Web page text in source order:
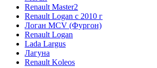
Renault Master2
Renault Logan c 2010 г
Логан МСV (Фургон)
Renault Logan
Lada Largus
Лагуна
Renault Koleos